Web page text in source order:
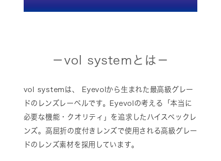
－vol systemとは－
vol systemは、 Eyevolから生まれた最高級グレー
ドのレンズレーベルです。Eyevolの考える「本当に
必要な機能・クオリティ」を追求したハイスペックレ
ンズ。高屈折の度付きレンズで使用される高級グレー
ドのレンズ素材を採用しています。